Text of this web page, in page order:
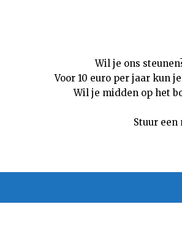
Wil je ons
Voor 10 euro per jaar kun
Wil je midden op het
Stuur